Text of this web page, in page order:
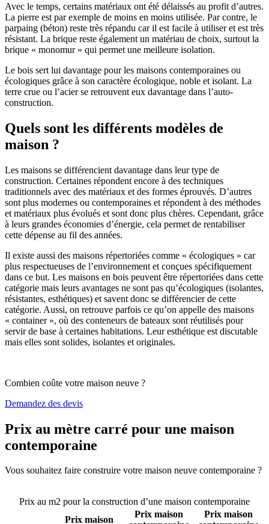
Avec le temps, certains matériaux ont été délaissés au profit d’autres.
La pierre est par exemple de moins en moins utilisée. Par contre, le
parpaing (béton) reste très répandu car il est facile à utiliser et est très
résistant. La brique reste également un matériau de choix, surtout la
brique « monomur » qui permet une meilleure isolation.
Le bois sert lui davantage pour les maisons contemporaines ou
écologiques grâce à son caractère écologique, noble et isolant. La
terre crue ou l’acier se retrouvent eux davantage dans l’auto-
construction.
Quels sont les différents modèles de
maison ?
Les maisons se différencient davantage dans leur type de
construction. Certaines répondent encore à des techniques
traditionnels avec des matériaux et des formes éprouvés. D’autres
sont plus modernes ou contemporaines et répondent à des méthodes
et matériaux plus évolués et sont donc plus chères. Cependant, grâce
à leurs grandes économies d’énergie, cela permet de rentabiliser
cette dépense au fil des années.
Il existe aussi des maisons répertoriées comme « écologiques » car
plus respectueuses de l’environnement et conçues spécifiquement
dans ce but. Les maisons en bois peuvent être répertoriées dans cette
catégorie mais leurs avantages ne sont pas qu’écologiques (isolantes,
résistantes, esthétiques) et savent donc se différencier de cette
catégorie. Aussi, on retrouve parfois ce qu’on appelle des maisons
« container », où des conteneurs de bateaux sont réutilisés pour
servir de base à certaines habitations. Leur esthétique est discutable
mais elles sont solides, isolantes et originales.
Combien coûte votre maison neuve ?
Demandez des devis
Prix au mètre carré pour une maison
contemporaine
Vous souhaitez faire construire votre maison neuve contemporaine ?
Prix au m2 pour la construction d’une maison contemporaine
Prix maison
Prix maison
Prix maison